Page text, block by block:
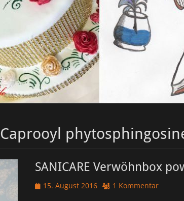
Caprooyl
SANICARE Verwöhnbox
Veröffentlicht
15. August 2016 1 Kommentar